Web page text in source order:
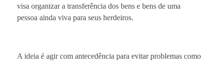
visa organizar a transferência dos bens e bens de uma
pessoa ainda viva para seus herdeiros.
A ideia é agir com antecedência para evitar problemas como